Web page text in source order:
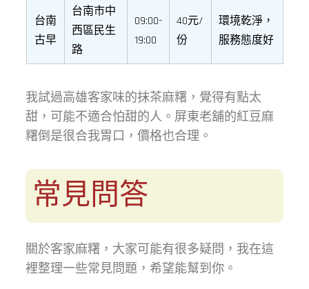
台南
古早
台南市中
西區民生
路
09:00-
19:00
40元/
份
環境乾淨，
服務態度好
我試過高雄客家味的抹茶麻糬，覺得有點太
甜，可能不適合怕甜的人。屏東老舖的紅豆麻
糬倒是很合我胃口，價格也合理。
常見問答
關於客家麻糬，大家可能有很多疑問，我在這
裡整理一些常見問題，希望能幫到你。